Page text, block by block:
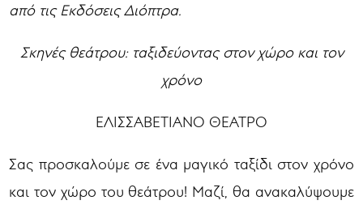
από τις Εκδόσεις Διόπτρα.
Σκηνές θεάτρου: ταξιδεύοντας στον χώρο και τον
χρόνο
ΕΛΙΣΣΑΒΕΤΙΑΝΟ ΘΕΑΤΡΟ
Σας προσκαλούμε σε ένα μαγικό ταξίδι στον χρόνο
και τον χώρο του θεάτρου! Μαζί, θα ανακαλύψουμε